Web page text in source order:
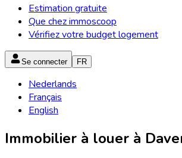
Estimation gratuite
Que chez immoscoop
Vérifiez votre budget logement
Se connecter FR
Nederlands
Français
English
Immobilier à louer à